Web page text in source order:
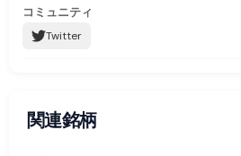
コミュニティ
Twitter
関連銘柄